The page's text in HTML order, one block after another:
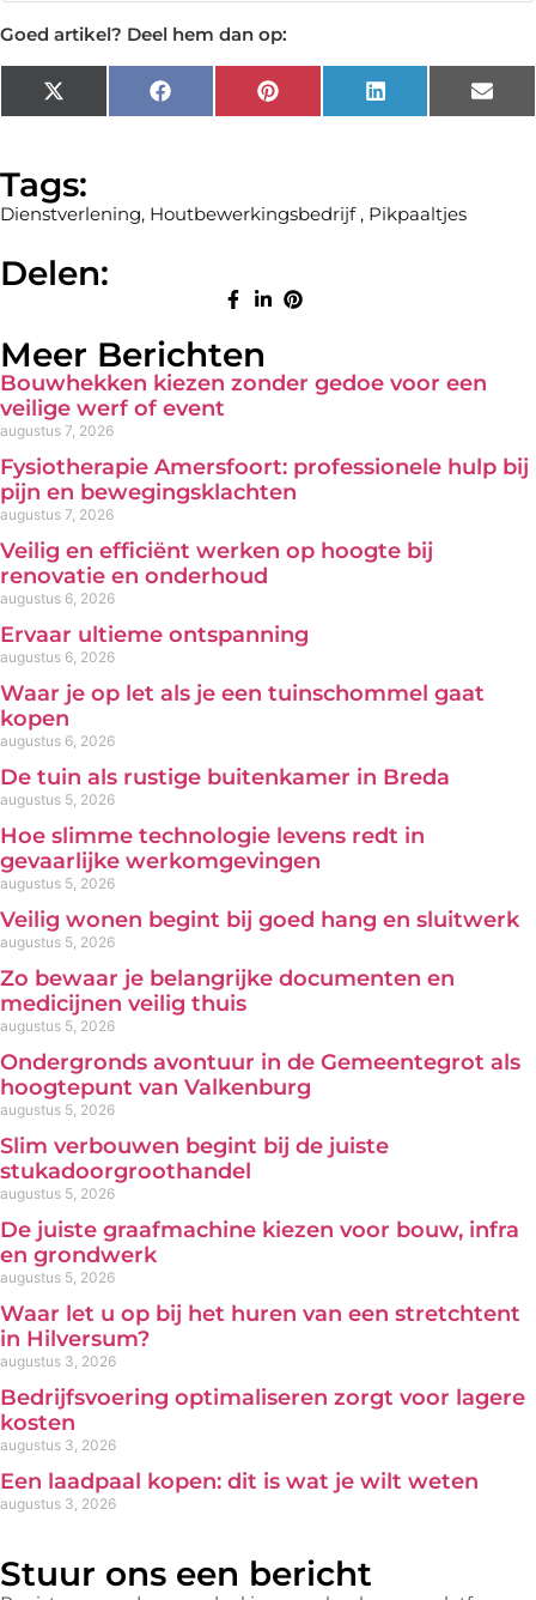
Goed artikel? Deel hem dan op:
X
(Twitter)
Facebook Pinterest LinkedIn
Tags:
Dienstverlening, Houtbewerkingsbedrijf, Pikpaaltjes
Delen:
Meer Berichten
Bouwhekken kiezen zonder gedoe voor een
veilige werf of event
augustus 7, 2026
Fysiotherapie Amersfoort: professionele hulp bij
pijn en bewegingsklachten
augustus 7, 2026
Veilig en efficiënt werken op hoogte bij
renovatie en onderhoud
augustus 6, 2026
Ervaar ultieme ontspanning
augustus 6, 2026
Waar je op let als je een tuinschommel gaat
kopen
augustus 6, 2026
De tuin als rustige buitenkamer in Breda
augustus 5, 2026
Hoe slimme technologie levens redt in
gevaarlijke werkomgevingen
augustus 5, 2026
Veilig wonen begint bij goed hang en sluitwerk
augustus 5, 2026
Zo bewaar je belangrijke documenten en
medicijnen veilig thuis
augustus 5, 2026
Ondergronds avontuur in de Gemeentegrot als
hoogtepunt van Valkenburg
augustus 5, 2026
Slim verbouwen begint bij de juiste
stukadoorgroothandel
augustus 5, 2026
De juiste graafmachine kiezen voor bouw, infra
en grondwerk
augustus 5, 2026
Waar let u op bij het huren van een stretchtent
in Hilversum?
augustus 3, 2026
Bedrijfsvoering optimaliseren zorgt voor lagere
kosten
augustus 3, 2026
Een laadpaal kopen: dit is wat je wilt weten
augustus 3, 2026
Stuur ons een bericht